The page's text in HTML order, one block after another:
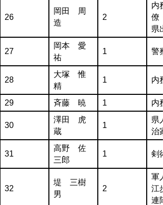
26
岡田 周
造
2
内
僚
県
27
岡本 愛
祐
1 警
28
大塚 惟
精
1 内
29 斉藤 暁 1 内
30
澤田 虎
蔵
1
県
治家
31
高野 佐
三郎
1 剣
32
堤 三樹
男
2
軍
江
連